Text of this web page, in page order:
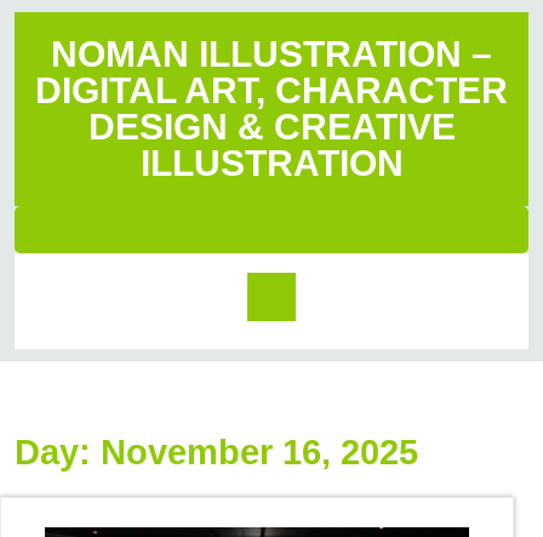
NOMAN ILLUSTRATION –
DIGITAL ART, CHARACTER
DESIGN & CREATIVE
ILLUSTRATION
Day: November 16, 2025